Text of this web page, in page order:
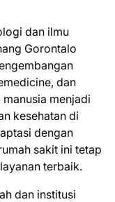
dan ilmu
Gorontalo
dan
menjadi
kesehatan di
dengan
sakit ini tetap
terbaik.
dan institusi